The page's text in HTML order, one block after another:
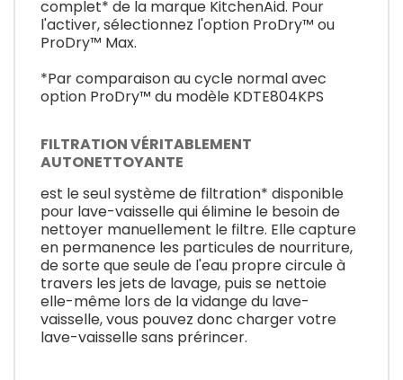
complet* de la marque KitchenAid. Pour
l'activer, sélectionnez l'option ProDry™ ou
ProDry™ Max.
*Par comparaison au cycle normal avec
option ProDry™ du modèle KDTE804KPS
FILTRATION VÉRITABLEMENT
AUTONETTOYANTE
est le seul système de filtration* disponible
pour lave-vaisselle qui élimine le besoin de
nettoyer manuellement le filtre. Elle capture
en permanence les particules de nourriture,
de sorte que seule de l'eau propre circule à
travers les jets de lavage, puis se nettoie
elle-même lors de la vidange du lave-
vaisselle, vous pouvez donc charger votre
lave-vaisselle sans prérincer.